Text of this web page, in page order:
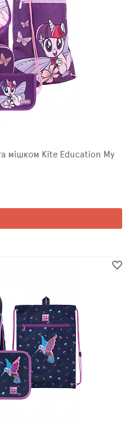
мішком Kite Education My